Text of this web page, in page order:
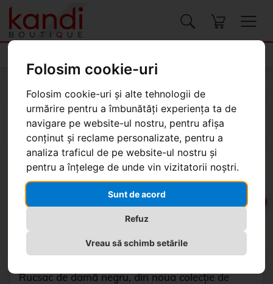
Folosim cookie-uri
Folosim cookie-uri și alte tehnologii de
urmărire pentru a îmbunătăți experiența ta de
navigare pe website-ul nostru, pentru afișa
conținut și reclame personalizate, pentru a
analiza traficul de pe website-ul nostru și
pentru a înțelege de unde vin vizitatorii noștri.
Sunt de acord
Refuz
Vreau să schimb setările
Kandi Boutique Produse Genți, valize
Rucsac Desigual Circa Dubrovnik
-20%
Rucsac de damă negru, din noua colecție de